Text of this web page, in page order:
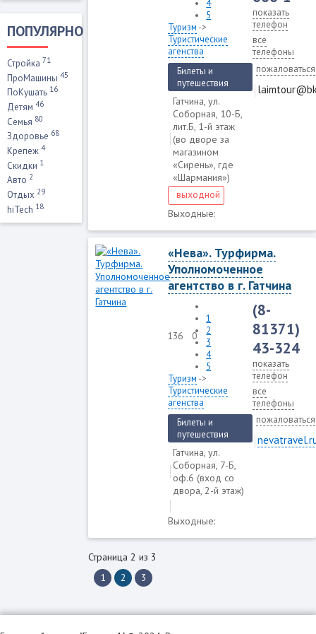
ПОПУЛЯРНО
Стройка 71
ПроМашины 45
ПоКушать 16
Детям 46
Семья 80
Здоровье 68
Крепеж 4
Скидки 1
Авто 2
Отдых 29
hiTech 18
4
5
Туризм ->
Туристические
агенства
Билеты и
путешествия
Гатчина, ул.
Соборная, 10-Б,
лит.Б, 1-й этаж
(во дворе за
магазином
«Сирень», где
«Шармания»)
выходной
Выходные:
показать
телефон
все
телефоны
пожаловаться
«Нева». Турфирма.
Уполномоченное
агентство в г. Гатчина
136 0
1
2
3
4
5
Туризм ->
Туристические
агенства
Билеты и
путешествия
Гатчина, ул.
Соборная, 7-Б,
оф.6 (вход со
двора, 2-й этаж)
Выходные:
(8-
81371)
43-324
показать
телефон
все
телефоны
пожаловаться
Страница 2 из 3
1
2 3